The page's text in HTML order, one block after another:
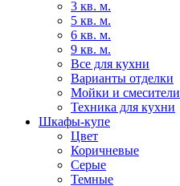
3 кв. м.
5 кв. м.
6 кв. м.
9 кв. м.
Все для кухни
Варианты отделки
Мойки и смесители
Техника для кухни
Шкафы-купе
Цвет
Коричневые
Серые
Темные